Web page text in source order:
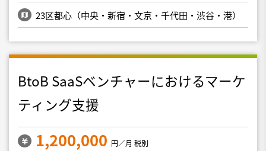
23区都心（中央・新宿・文京・千代田・渋谷・港）
BtoB SaaSベンチャーにおけるマーケ
ティング支援
1,200,000 円／月 税別